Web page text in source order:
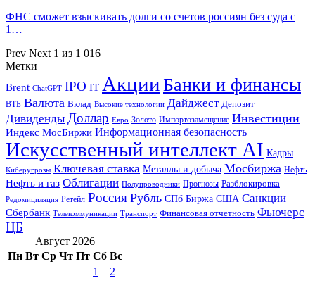
ФНС сможет взыскивать долги со счетов россиян без суда с
1…
Prev Next 1 из 1 016
Метки
Brent ChatGPT IPO IT АкцииБанки и финансы
ВТБ Валюта Вклад Высокие технологии Дайджест Депозит
Дивиденды Доллар Евро Золото Импортозамещение Инвестиции
Индекс МосБиржи Информационная безопасность
Искусственный интеллект AI Кадры
Киберугрозы Ключевая ставка Металлы и добыча Мосбиржа Нефть
Нефть и газ Облигации Полупроводники Прогнозы Разблокировка
Редомициляция Ретейл Россия Рубль СПб Биржа США Санкции
Сбербанк Телекоммуникации Транспорт Финансовая отчетность Фьючерс
ЦБ
Август 2026
Пн Вт Ср Чт Пт Сб Вс
1
2